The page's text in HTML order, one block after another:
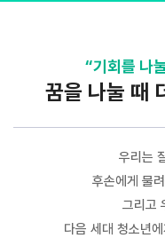
“기회를 나
꿈을 나눌 때
우리는
후손에게 물
그리고
다음 세대 청소년